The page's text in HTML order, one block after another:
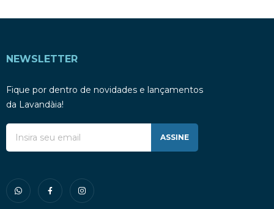
NEWSLETTER
Fique por dentro de novidades e lançamentos
da Lavandàia!
ASSINE